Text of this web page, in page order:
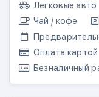
Легковые авто
Чай / кофе
Оплата картой
Безналичный